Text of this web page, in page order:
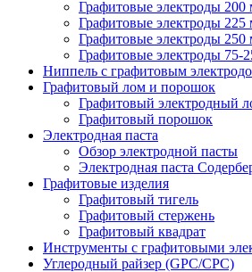
Графитовые электроды 200
Графитовые электроды 225
Графитовые электроды 250
Графитовые электроды 75-
Ниппель с графитовым
Графитовый лом и порошок
Графитовый электродный
Графитовый порошок
Электродная паста
Обзор электродной пасты
Электродная паста
Графитовые изделия
Графитовый тигель
Графитовый стержень
Графитовый квадрат
Инструменты с графитовыми
Углеродный райзер (GPC/CPC)